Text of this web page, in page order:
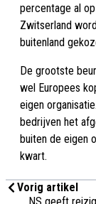
percentage al
Zwitserland
buitenland
De grootste
wel Europees
eigen
bedrijven het
buiten de eigen
kwart.
Vorig artikel